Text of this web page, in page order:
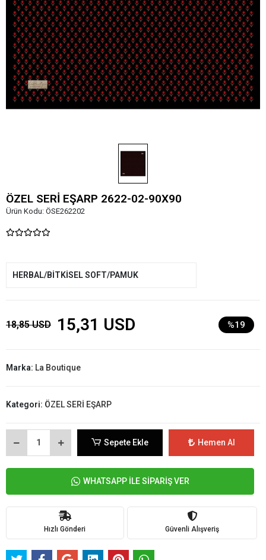
ÖZEL SERİ EŞARP 2622-02-90X90
Ürün Kodu: ÖSE262202
HERBAL/BİTKİSEL SOFT/PAMUK
18,85 USD 15,31 USD %19
Marka: La Boutique
Kategori: ÖZEL SERİ EŞARP
Sepete Ekle Hemen Al
WHATSAPP İLE SİPARİŞ VER
Hızlı Gönderi Güvenli Alışveriş